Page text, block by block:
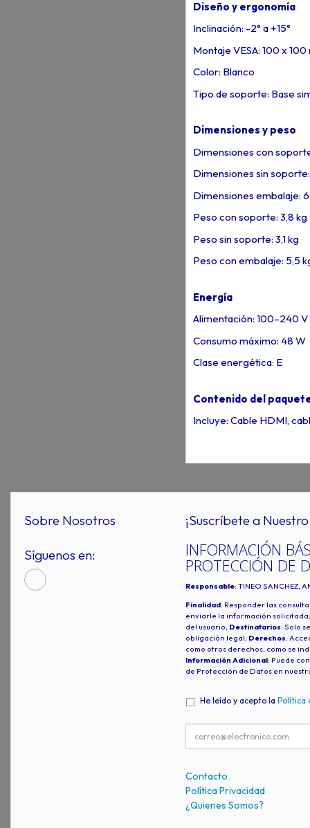
Diseño y ergonomía
Inclinación: -2° a +15°
Montaje VESA: 100 x 100
Color: Blanco
Tipo de soporte: Base
Dimensiones y peso
Dimensiones con
Dimensiones sin soporte:
Dimensiones embalaje:
Peso con soporte: 3,8 kg
Peso sin soporte: 3,1 kg
Peso con embalaje: 5,5
Energía
Alimentación: 100–240 V
Consumo máximo: 48 W
Clase energética: E
Contenido del
Incluye: Cable HDMI,
Sobre Nosotros
Síguenos en:
¡Suscríbete a
INFORMACIÓN
PROTECCIÓN DE
Responsable: TINEO SANCHEZ,
Finalidad: Responder las
enviarle la información
del usuario; Destinatarios: Solo
obligación legal; Derechos:
como otros derechos, como se
Información Adicional: Puede
de Protección de Datos en
He leído y acepto la Política
Contacto
Política Privacidad
¿Quienes Somos?